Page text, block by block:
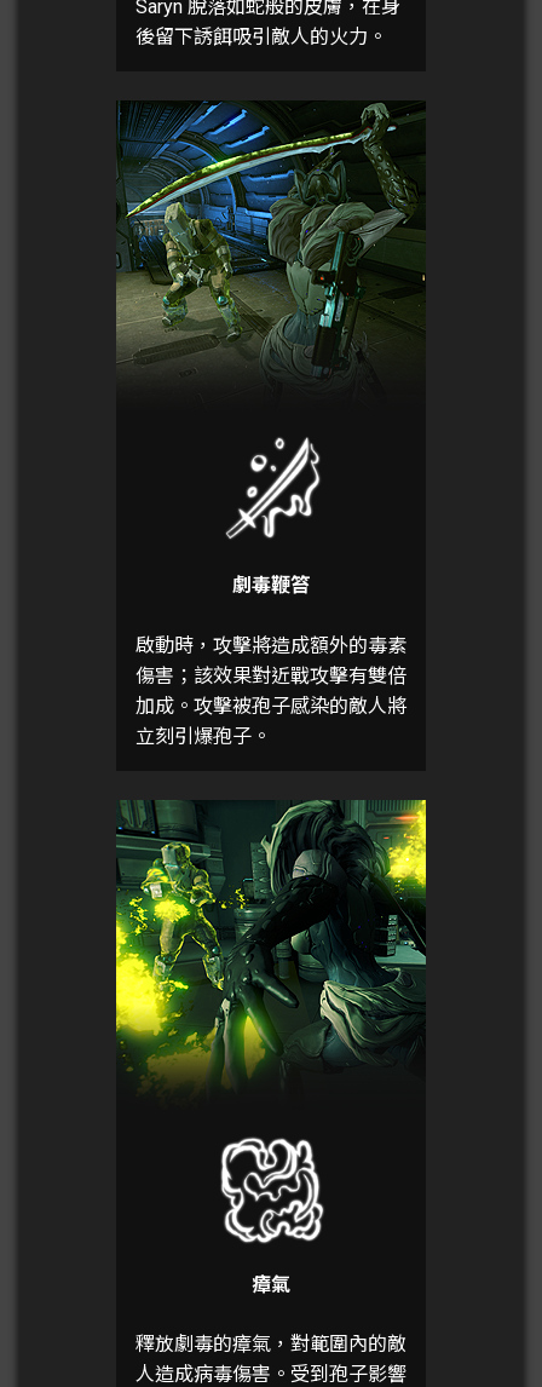
Saryn 脫落如蛇般的皮膚，在身
後留下誘餌吸引敵人的火力。
劇毒鞭笞
啟動時，攻擊將造成額外的毒素
傷害；該效果對近戰攻擊有雙倍
加成。攻擊被孢子感染的敵人將
立刻引爆孢子。
瘴氣
釋放劇毒的瘴氣，對範圍內的敵
人造成病毒傷害。受到孢子影響